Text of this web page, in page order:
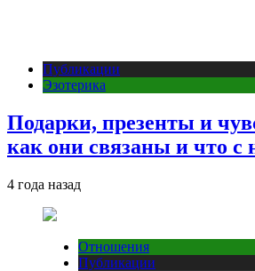
Публикации
Эзотерика
Подарки, презенты и
как они связаны и что с
4 года назад
Отношения
Публикации